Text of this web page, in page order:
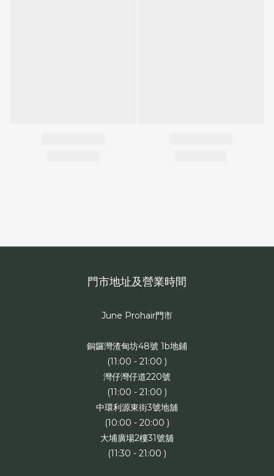
門市地址及營業時間
June Prohair門市
銅鑼灣渣甸坊48號 1b地鋪
(11:00 - 21:00 )
灣仔灣仔道220號
(11:00 - 21:00 )
中環利源東街3號地舖
(10:00 - 20:00 )
大埔廣場2樓31號舖
(11:30 - 21:00 )